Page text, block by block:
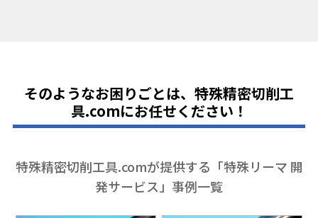
そのようなお困りごとは、特殊精密切削工
具.comにお任せください！
特殊精密切削工具.comが提供する「特殊リーマ 開
発サービス」事例一覧